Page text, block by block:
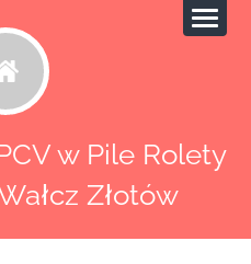
w Pile Rolety
Złotów